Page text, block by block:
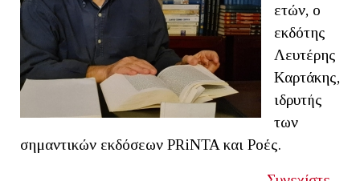
ετών, ο
εκδότης
Λευτέρης
Καρτάκης,
ιδρυτής
των
σημαντικών εκδόσεων PRiNTA και Ροές.